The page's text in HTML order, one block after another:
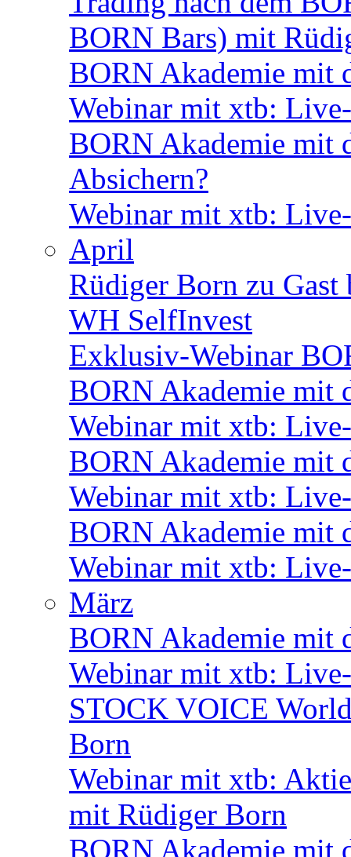
BORN Bars) mit
BORN Akademie mit
Webinar mit xtb:
BORN Akademie mit
Absichern?
Webinar mit xtb:
April
Rüdiger Born zu
WH SelfInvest
Exklusiv-Webinar
BORN Akademie mit
Webinar mit xtb:
BORN Akademie mit
Webinar mit xtb:
BORN Akademie mit
Webinar mit xtb:
März
BORN Akademie mit
Webinar mit xtb:
STOCK VOICE
Born
Webinar mit xtb:
mit Rüdiger Born
BORN Akademie mit